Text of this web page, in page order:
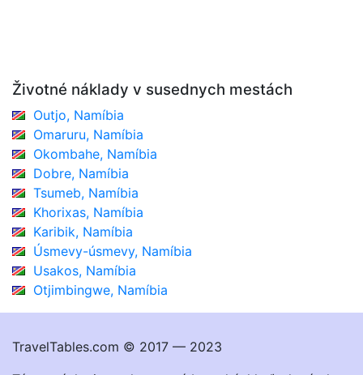
Životné náklady v susednych mestách
Outjo, Namíbia
Omaruru, Namíbia
Okombahe, Namíbia
Dobre, Namíbia
Tsumeb, Namíbia
Khorixas, Namíbia
Karibik, Namíbia
Úsmevy-úsmevy, Namíbia
Usakos, Namíbia
Otjimbingwe, Namíbia
TravelTables.com © 2017 — 2023